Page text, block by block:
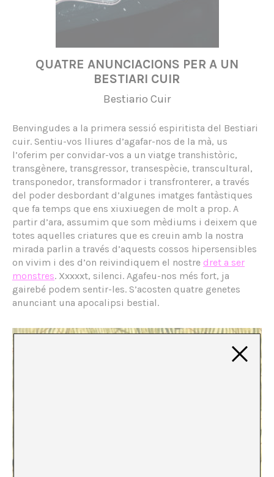
QUATRE ANUNCIACIONS PER A UN
BESTIARI CUIR
Bestiario Cuir
Benvingudes a la primera sessió espiritista del Bestiari
cuir. Sentiu-vos lliures d’agafar-nos de la mà, us
l’oferim per convidar-vos a un viatge transhistòric,
transgènere, transgressor, transespècie, transcultural,
transponedor, transformador i transfronterer, a través
del poder desbordant d’algunes imatges fantàstiques
que fa temps que ens xiuxiuegen de molt a prop. A
partir d’ara, assumim que som mèdiums i deixem que
totes aquelles criatures que es creuin amb la nostra
mirada parlin a través d’aquests cossos hipersensibles
on vivim i des d’on reivindiquem el nostre dret a ser
monstres. Xxxxxt, silenci. Agafeu-nos més fort, ja
gairebé podem sentir-les. S’acosten quatre genetes
anunciant una apocalipsi bestial.